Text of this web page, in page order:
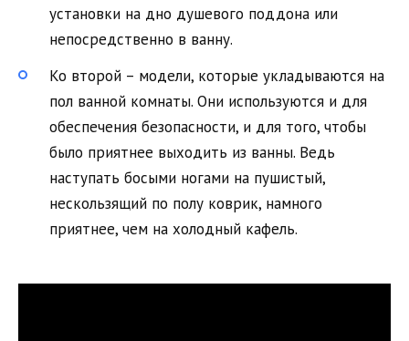
установки на дно душевого поддона или
непосредственно в ванну.
Ко второй – модели, которые укладываются на
пол ванной комнаты. Они используются и для
обеспечения безопасности, и для того, чтобы
было приятнее выходить из ванны. Ведь
наступать босыми ногами на пушистый,
нескользящий по полу коврик, намного
приятнее, чем на холодный кафель.